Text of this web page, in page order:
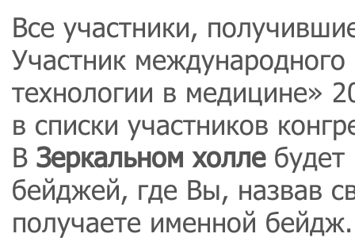
Все участники,
Участник
технологии в медицине»
в списки участников
В Зеркальном холлебудет
бейджей, где Вы, назвав
получаете именной бейдж.